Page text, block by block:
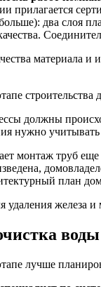
прилагается
больше): два слоя
материала
должны
нужно
монтаж труб
план
воды
лучше